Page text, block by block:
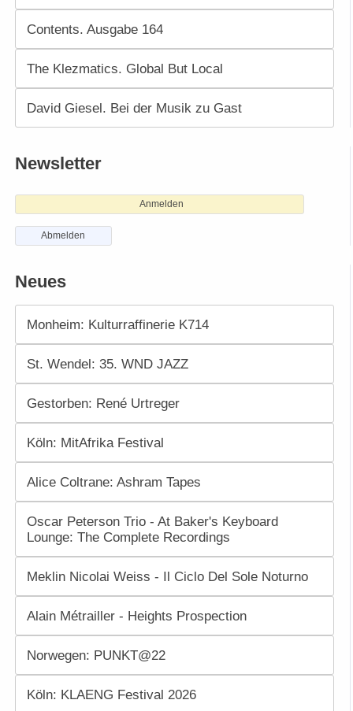
Contents. Ausgabe 164
The Klezmatics. Global But Local
David Giesel. Bei der Musik zu Gast
Newsletter
Anmelden
Abmelden
Neues
Monheim: Kulturraffinerie K714
St. Wendel: 35. WND JAZZ
Gestorben: René Urtreger
Köln: MitAfrika Festival
Alice Coltrane: Ashram Tapes
Oscar Peterson Trio - At Baker's Keyboard
Lounge: The Complete Recordings
Meklin Nicolai Weiss - Il Ciclo Del Sole Noturno
Alain Métrailler - Heights Prospection
Norwegen: PUNKT@22
Köln: KLAENG Festival 2026